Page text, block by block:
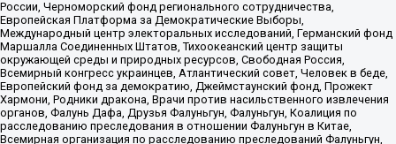
России, Черноморский фонд регионального сотрудничества,
Европейская Платформа за Демократические Выборы,
Международный центр электоральных исследований, Германский фонд
Маршалла Соединенных Штатов, Тихоокеанский центр защиты
окружающей среды и природных ресурсов, Свободная Россия,
Всемирный конгресс украинцев, Атлантический совет, Человек в беде,
Европейский фонд за демократию, Джеймстаунский фонд, Прожект
Хармони, Родники дракона, Врачи против насильственного извлечения
органов, Фалунь Дафа, Друзья Фалуньгун, Фалуньгун, Коалиция по
расследованию преследования в отношении Фалуньгун в Китае,
Всемирная организация по расследованию преследований Фалуньгун,